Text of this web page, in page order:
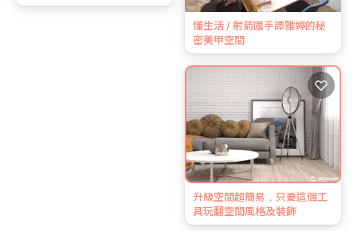
懂生活 / 射箭國手譚雅婷的秘
密美甲空間
升級空間超簡易，只要這個工
具玩翻空間風格及裝飾
♡